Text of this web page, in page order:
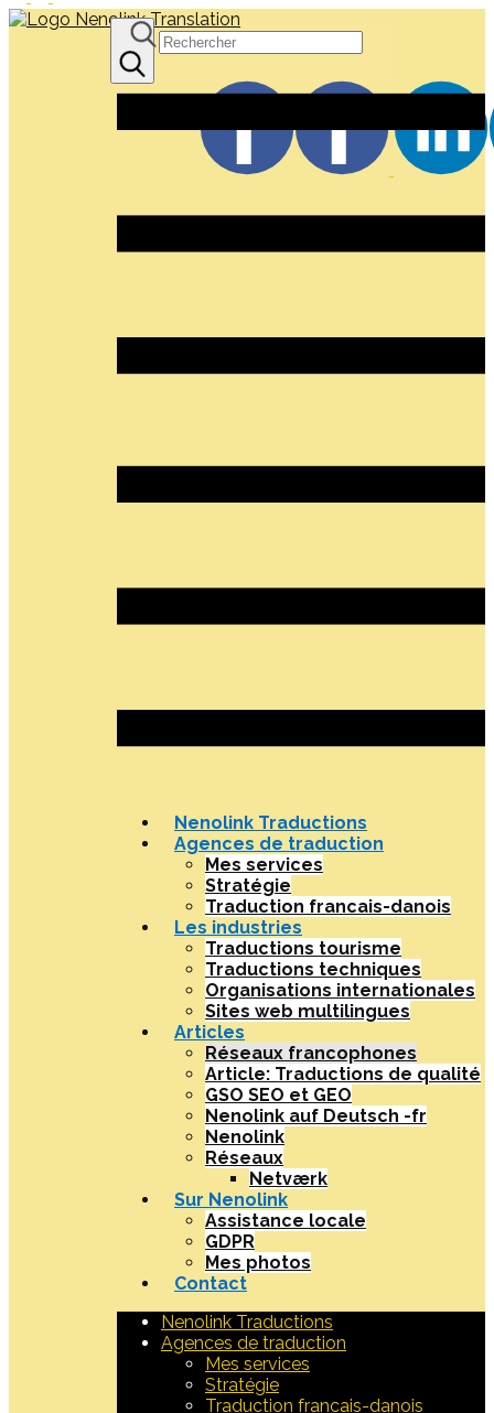
Nenolink Traductions
Agences de traduction
Mes services
Stratégie
Traduction francais-danois
Les industries
Traductions tourisme
Traductions techniques
Organisations internationales
Sites web multilingues
Articles
Réseaux francophones
Article: Traductions de qualité
GSO SEO et GEO
Nenolink auf Deutsch -fr
Nenolink
Réseaux
Netværk
Sur Nenolink
Assistance locale
GDPR
Mes photos
Contact
Nenolink Traductions
Agences de traduction
Mes services
Stratégie
Traduction francais-danois